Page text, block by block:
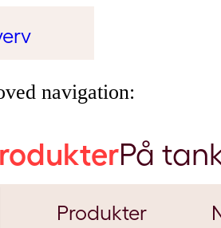
navigation:
På
Produkter